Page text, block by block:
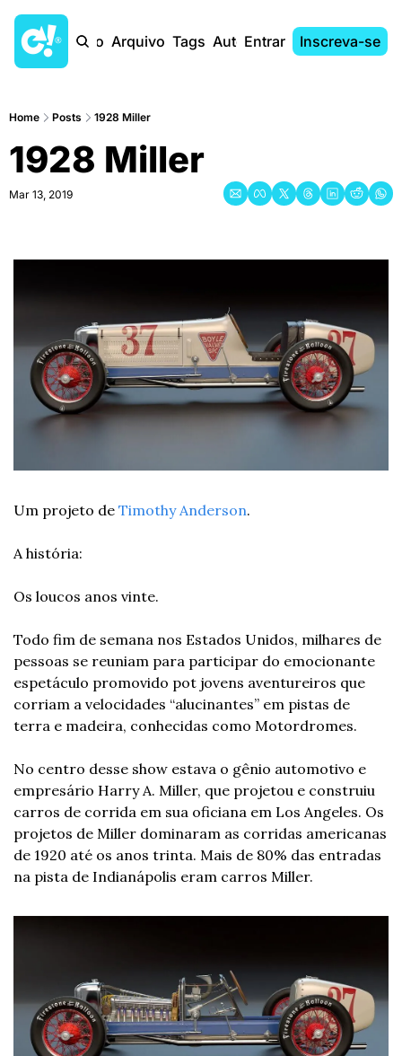
Início Arquivo Tags AutoresEntrar Inscreva-se
Home Posts 1928 Miller
1928 Miller
Mar 13, 2019
Um projeto de Timothy Anderson.
A história:
Os loucos anos vinte.
Todo fim de semana nos Estados Unidos, milhares de
pessoas se reuniam para participar do emocionante
espetáculo promovido pot jovens aventureiros que
corriam a velocidades “alucinantes” em pistas de
terra e madeira, conhecidas como Motordromes.
No centro desse show estava o gênio automotivo e
empresário Harry A. Miller, que projetou e construiu
carros de corrida em sua oficiana em Los Angeles. Os
projetos de Miller dominaram as corridas americanas
de 1920 até os anos trinta. Mais de 80% das entradas
na pista de Indianápolis eram carros Miller.